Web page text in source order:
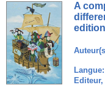
A
edition
Langue: